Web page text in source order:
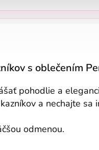
s oblečením
pohodlie a
a nechajte
odmenou.